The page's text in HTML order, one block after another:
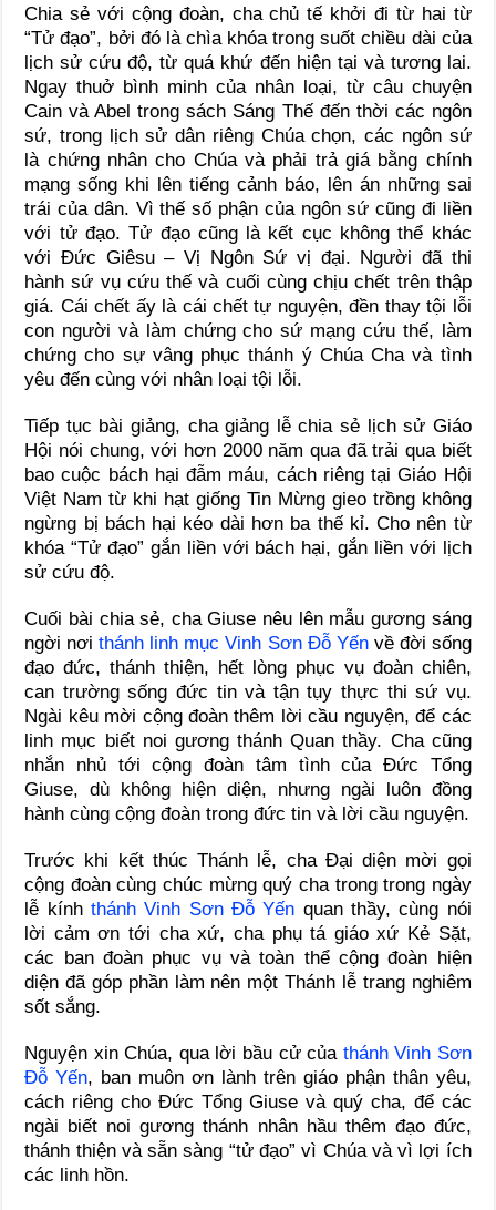
Chia sẻ với cộng đoàn, cha chủ tế khởi đi từ hai từ
“Tử đạo”, bởi đó là chìa khóa trong suốt chiều dài của
lịch sử cứu độ, từ quá khứ đến hiện tại và tương lai.
Ngay thuở bình minh của nhân loại, từ câu chuyện
Cain và Abel trong sách Sáng Thế đến thời các ngôn
sứ, trong lịch sử dân riêng Chúa chọn, các ngôn sứ
là chứng nhân cho Chúa và phải trả giá bằng chính
mạng sống khi lên tiếng cảnh báo, lên án những sai
trái của dân. Vì thế số phận của ngôn sứ cũng đi liền
với tử đạo. Tử đạo cũng là kết cục không thể khác
với Đức Giêsu – Vị Ngôn Sứ vị đại. Người đã thi
hành sứ vụ cứu thế và cuối cùng chịu chết trên thập
giá. Cái chết ấy là cái chết tự nguyện, đền thay tội lỗi
con người và làm chứng cho sứ mạng cứu thế, làm
chứng cho sự vâng phục thánh ý Chúa Cha và tình
yêu đến cùng với nhân loại tội lỗi.
Tiếp tục bài giảng, cha giảng lễ chia sẻ lịch sử Giáo
Hội nói chung, với hơn 2000 năm qua đã trải qua biết
bao cuộc bách hại đẫm máu, cách riêng tại Giáo Hội
Việt Nam từ khi hạt giống Tin Mừng gieo trồng không
ngừng bị bách hại kéo dài hơn ba thế kỉ. Cho nên từ
khóa “Tử đạo” gắn liền với bách hại, gắn liền với lịch
sử cứu độ.
Cuối bài chia sẻ, cha Giuse nêu lên mẫu gương sáng
ngời nơithánh linh mục Vinh Sơn Đỗ Yếnvề đời sống
đạo đức, thánh thiện, hết lòng phục vụ đoàn chiên,
can trường sống đức tin và tận tụy thực thi sứ vụ.
Ngài kêu mời cộng đoàn thêm lời cầu nguyện, để các
linh mục biết noi gương thánh Quan thầy. Cha cũng
nhắn nhủ tới cộng đoàn tâm tình của Đức Tổng
Giuse, dù không hiện diện, nhưng ngài luôn đồng
hành cùng cộng đoàn trong đức tin và lời cầu nguyện.
Trước khi kết thúc Thánh lễ, cha Đại diện mời gọi
cộng đoàn cùng chúc mừng quý cha trong trong ngày
lễ kínhthánh Vinh Sơn Đỗ Yến quan thầy, cùng nói
lời cảm ơn tới cha xứ, cha phụ tá giáo xứ Kẻ Sặt,
các ban đoàn phục vụ và toàn thể cộng đoàn hiện
diện đã góp phần làm nên một Thánh lễ trang nghiêm
sốt sắng.
Nguyện xin Chúa, qua lời bầu cử củathánh Vinh Sơn
Đỗ Yến, ban muôn ơn lành trên giáo phận thân yêu,
cách riêng cho Đức Tổng Giuse và quý cha, để các
ngài biết noi gương thánh nhân hầu thêm đạo đức,
thánh thiện và sẵn sàng “tử đạo” vì Chúa và vì lợi ích
các linh hồn.